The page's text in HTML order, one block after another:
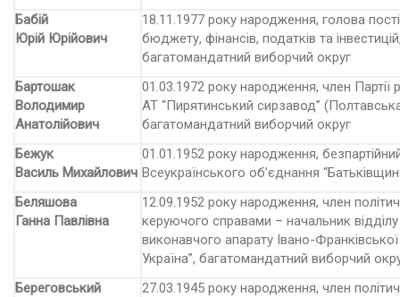
Бабій
Юрій Юрійович
18.11.1977 року народження, голова
бюджету, фінансів, податків та
багатомандатний виборчий округ
Бартошак
Володимир
Анатолійович
01.03.1972 року народження, член Партії
АТ “Пирятинський сирзавод” (Полтавська
багатомандатний виборчий округ
Бежук
Василь Михайлович
01.01.1952 року народження,
Всеукраїнського об’єднання
Беляшова
Ганна Павлівна
12.09.1952 року народження, член
керуючого справами – начальник
виконавчого апарату Івано-
Україна”, багатомандатний виборчий
Береговський
27.03.1945 року народження, член